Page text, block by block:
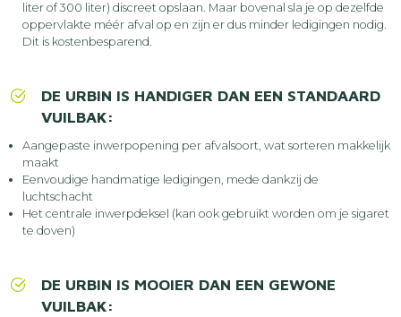
liter of 300 liter) discreet opslaan. Maar bovenal sla je op dezelfde
oppervlakte méér afval op en zijn er dus minder ledigingen nodig.
Dit is kostenbesparend.
DE URBIN IS HANDIGER DAN EEN STANDAARD
VUILBAK:
Aangepaste inwerpopening per afvalsoort, wat sorteren makkelijk
maakt
Eenvoudige handmatige ledigingen, mede dankzij de
luchtschacht
Het centrale inwerpdeksel (kan ook gebruikt worden om je sigaret
te doven)
DE URBIN IS MOOIER DAN EEN GEWONE
VUILBAK: